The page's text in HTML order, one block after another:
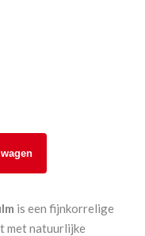
is een fijnkorrelige
met natuurlijke